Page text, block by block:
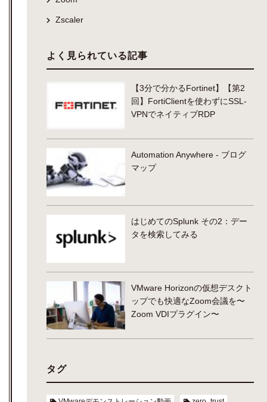
Zscaler
よく見られている記事
【3分で分かるFortinet】【第2
回】FortiClientを使わずにSSL-
VPNでネイティブRDP
Automation Anywhere - ブログ
マップ
はじめてのSplunk その2：デー
タを検索してみる
VMware Horizonの仮想デスクト
ップでも快適なZoom会議を〜
Zoom VDIプラグイン〜
タグ